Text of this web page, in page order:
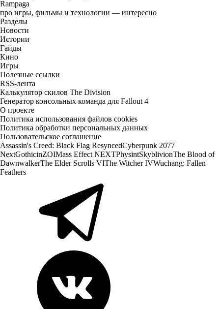
Rampaga
про игры, фильмы и технологии — интересно
Разделы
Новости
Истории
Гайды
Кино
Игры
Полезные ссылки
RSS-лента
Калькулятор скилов The Division
Генератор консольных команда для Fallout 4
О проекте
Политика использования файлов cookies
Политика обработки персональных данных
Пользовательское соглашение
Assassin's Creed: Black Flag ResyncedCyberpunk 2077
NextGothicinZOIMass Effect NEXTPhysintSkyblivionThe Blood of
DawnwalkerThe Elder Scrolls VIThe Witcher IVWuchang: Fallen
Feathers